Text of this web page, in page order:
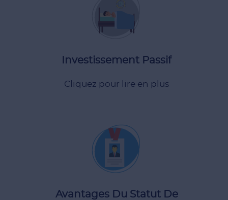
Investissement Passif
Cliquez pour lire en plus
réalisation de l'investissement.
Avantages Du Statut De
Profitez des mêmes avantages offerts aux
publique gratuite, etc.)